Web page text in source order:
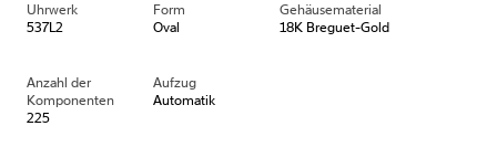
Uhrwerk
537L2
Form
Oval
Gehäusematerial
18K Breguet-Gold
Anzahl der
Komponenten
225
Aufzug
Automatik